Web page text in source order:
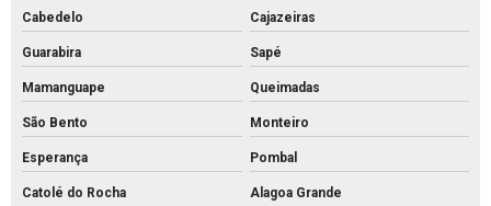
Cabedelo Cajazeiras
Guarabira Sapé
Mamanguape Queimadas
São Bento Monteiro
Esperança Pombal
Catolé do Rocha Alagoa Grande